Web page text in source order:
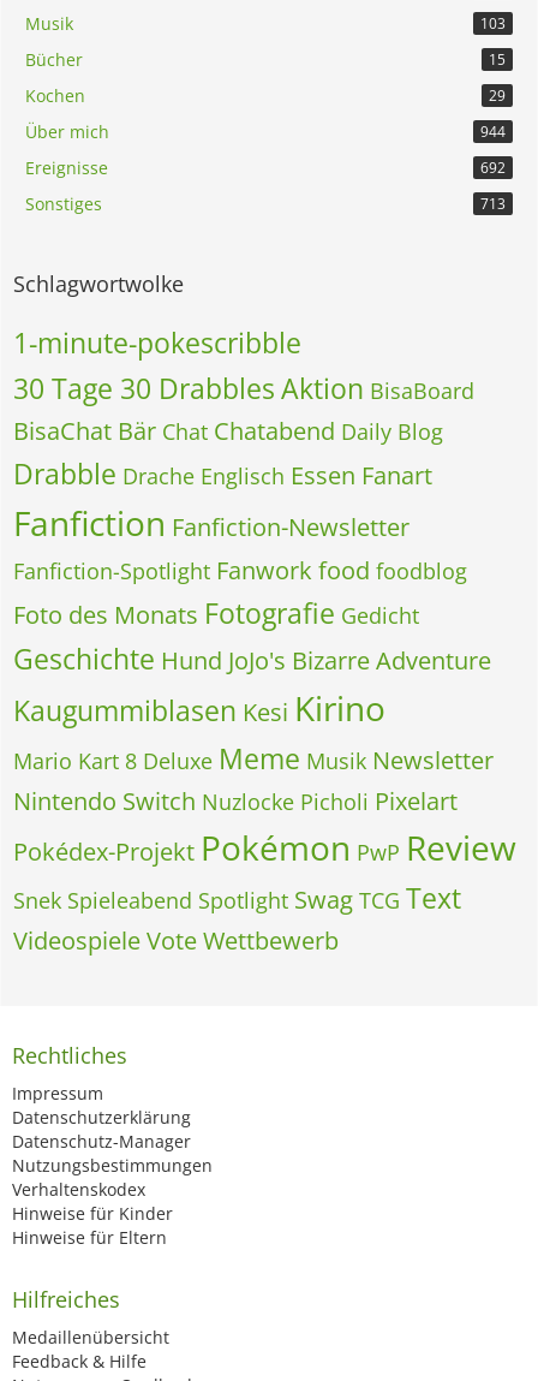
Musik 103
Bücher 15
Kochen 29
Über mich 944
Ereignisse 692
Sonstiges 713
Schlagwortwolke
1-minute-pokescribble
30 Tage 30 DrabblesAktion BisaBoard
BisaChat Bär Chat Chatabend Daily Blog
Drabble Drache Englisch Essen Fanart
Fanfiction Fanfiction-Newsletter
Fanfiction-Spotlight Fanwork food foodblog
Foto des Monats Fotografie Gedicht
Geschichte Hund JoJo's Bizarre Adventure
Kaugummiblasen Kesi Kirino
Mario Kart 8 Deluxe Meme Musik Newsletter
Nintendo Switch Nuzlocke Picholi Pixelart
Pokédex-Projekt Pokémon PwP Review
Snek Spieleabend Spotlight Swag TCG Text
VideospieleVoteWettbewerb
Rechtliches
Impressum
Datenschutzerklärung
Datenschutz-Manager
Nutzungsbestimmungen
Verhaltenskodex
Hinweise für Kinder
Hinweise für Eltern
Hilfreiches
Medaillenübersicht
Feedback & Hilfe